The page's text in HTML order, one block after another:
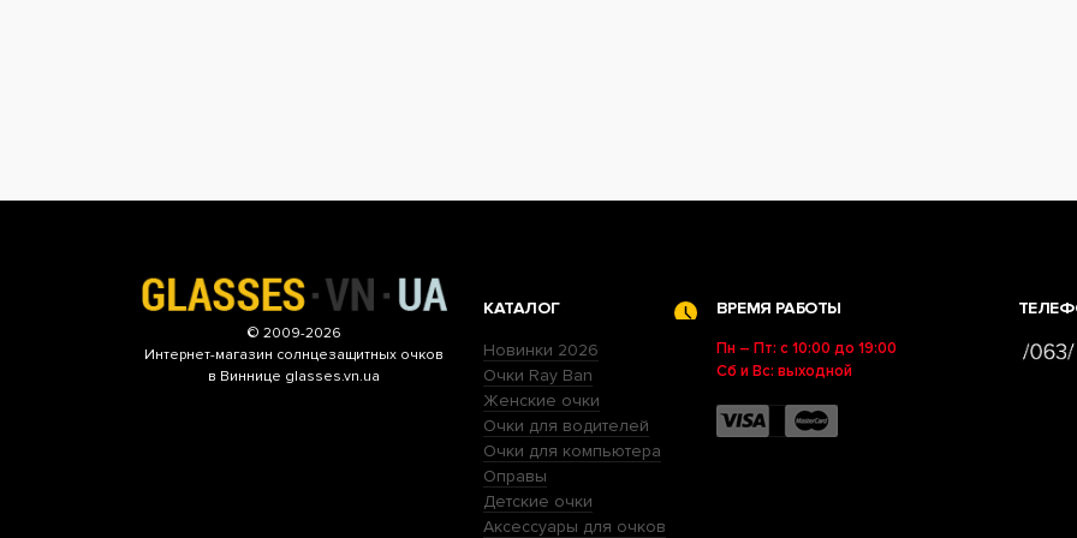
© 2009-2026
Интернет-магазин солнцезащитных очков
в Виннице glasses.vn.ua
КАТАЛОГ
Новинки 2026
Очки Ray Ban
Женские очки
Очки для водителей
Очки для компьютера
Оправы
Детские очки
Аксессуары для очков
ВРЕМЯ РАБОТЫ
Пн – Пт: с 10:00 до 19:00
Сб и Вс: выходной